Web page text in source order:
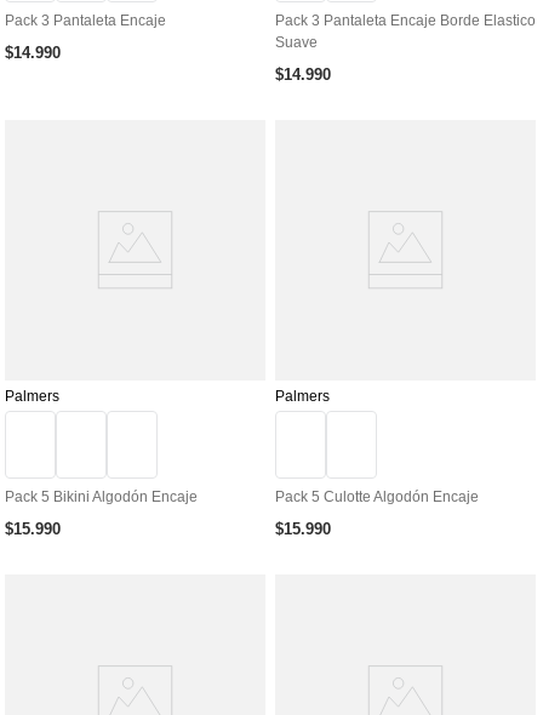
Pack 3 Pantaleta Encaje
$14.990
Pack 3 Pantaleta Encaje Borde Elastico
Suave
$14.990
Palmers
Pack 5 Bikini Algodón Encaje
$15.990
Palmers
Pack 5 Culotte Algodón Encaje
$15.990